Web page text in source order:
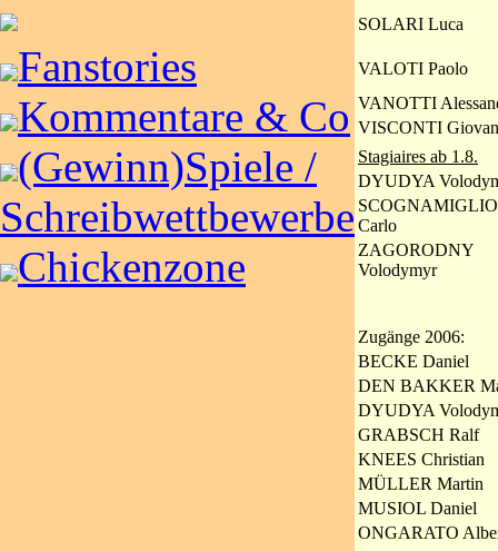
Fanstories
Kommentare & Co
(Gewinn)Spiele /
Schreibwettbewerbe
Chickenzone
SOLARI Luca
VALOTI Paolo
VANOTTI
VISCONTI
Stagiaires ab 1.8.
DYUDYA
SCOGNAMIGLIO
Carlo
ZAGORODNY
Volodymyr
Zugänge 2006:
BECKE Daniel
DEN BAKKER
DYUDYA
GRABSCH Ralf
KNEES Christian
MÜLLER Martin
MUSIOL Daniel
ONGARATO